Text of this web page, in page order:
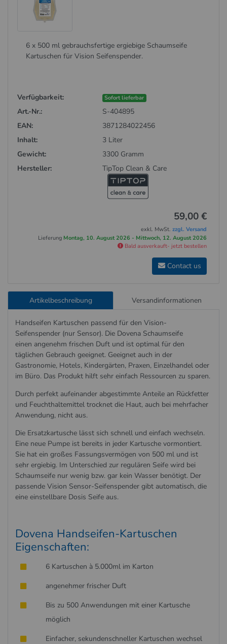
6 x 500 ml gebrauchsfertige ergiebige Schaumseife
Kartuschen für Vision Seifenspender.
Verfügbarkeit: Sofort lieferbar
Art.-Nr.:
S-404895
EAN:
3871284022456
Inhalt:
3 Liter
Gewicht:
3300 Gramm
Hersteller:
TipTop Clean & Care
59,00 €
exkl. MwSt.zzgl. Versand
Lieferung Montag, 10. August 2026 - Mittwoch, 12. August 2026
Bald ausverkauft- jetzt bestellen
Contact us
Artikelbeschreibung Versandinformationen
Handseifen Kartuschen passend für den Vision-
Seifenspender (nur Sensor). Die Dovena Schaumseife
einen angenehm frischen Duft und ist optimal für den
täglichen Gebrauch geeignet. Geeignet auch in der
Gastronomie, Hotels, Kindergärten, Praxen, Einzelhandel oder
im Büro. Das Produkt hilft sehr einfach Ressourcen zu sparen.
Durch perfekt aufeinander abgestimmte Anteile an Rückfetter
und Feuchthaltemittel trocknet die Haut, auch bei mehrfacher
Anwendung, nicht aus.
Die Ersatzkartusche lässt sich schnell und einfach wechseln.
Eine neue Pumpe ist bereits in jeder Kartusche vormontiert.
Sie hat ein großes Fassungsvermögen von 500 ml und ist
sehr ergiebig. Im Unterschied zur regulären Seife wird bei
Schaumseife nur wenig bzw. gar kein Wasser benötigt. Der
passende Vision Sensor-Seifenspender gibt automatisch, die
eine einstellbare Dosis Seife aus.
Dovena Handseifen-Kartuschen
Eigenschaften:
6 Kartuschen à 5.000ml im Karton
angenehmer frischer Duft
Bis zu 500 Anwendungen mit einer Kartusche
möglich
Einfacher, sekundenschneller Kartuschen wechsel